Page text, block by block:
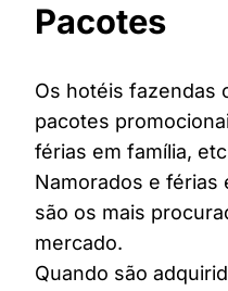
Pacotes
Os hotéis fazendas
pacotes
férias em família,
Namorados e férias
são os mais
mercado.
Quando são